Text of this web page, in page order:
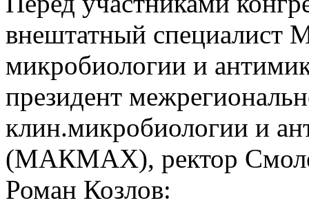
внештатный специалист
микробиологии и
президент
клин.микробиологии и
(МАКМАХ), ректор
Роман Козлов: